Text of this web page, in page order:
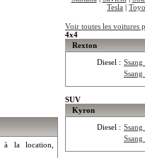
à la location,
Tesla |
Voir toutes les voitures
4x4
Rexton
Diesel :
SUV
Kyron
Diesel :